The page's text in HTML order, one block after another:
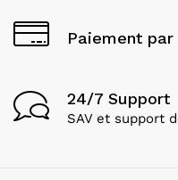
Paiement
24/7 Support
SAV et support